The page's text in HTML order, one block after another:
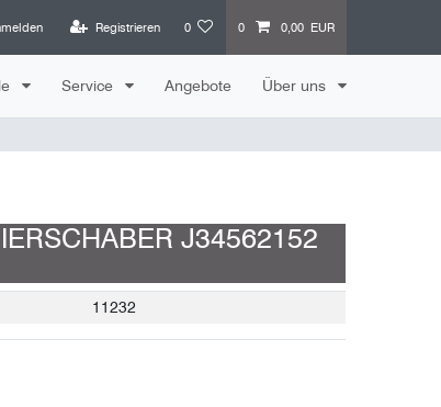
Registrieren 0 0 0,00 EUR
Service Angebote Über uns
J34562152
11232